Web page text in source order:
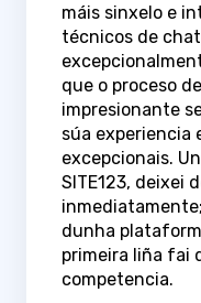
máis sinxelo e
técnicos de
que o proceso
impresionante
súa experiencia
excepcionais.
SITE123, deixei
dunha
primeira liña fai
competencia.